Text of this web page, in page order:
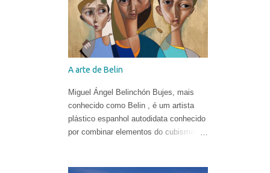
A arte de Belin
Miguel Ángel Belinchón Bujes, mais
conhecido como Belin , é um artista
plástico espanhol autodidata conhecido
por combinar elementos do cubismo, da